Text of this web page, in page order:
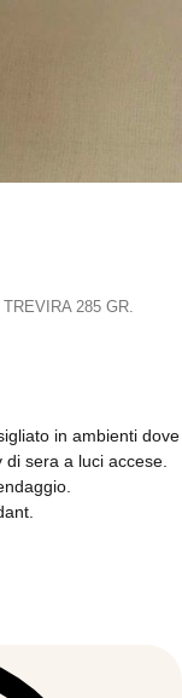
285 GR.
in ambienti dove
sera a luci accese.